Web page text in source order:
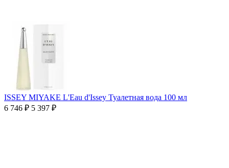
ISSEY MIYAKE L'Eau d'Issey Туалетная вода 100 мл
6 746 ₽ 5 397 ₽